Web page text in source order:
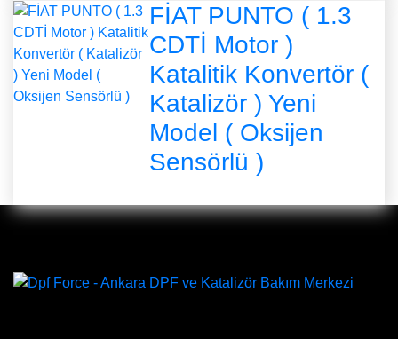
FİAT PUNTO ( 1.3
CDTİ Motor )
Katalitik Konvertör (
Katalizör ) Yeni
Model ( Oksijen
Sensörlü )